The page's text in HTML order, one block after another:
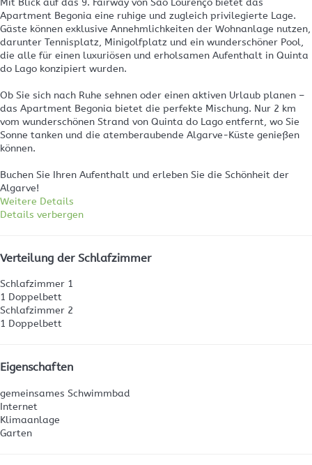
Apartment Begonia eine ruhige und zugleich privilegierte Lage.
Gäste können exklusive Annehmlichkeiten der Wohnanlage nutzen,
darunter Tennisplatz, Minigolfplatz und ein wunderschöner Pool,
die alle für einen luxuriösen und erholsamen Aufenthalt in Quinta
do Lago konzipiert wurden.
Ob Sie sich nach Ruhe sehnen oder einen aktiven Urlaub planen –
das Apartment Begonia bietet die perfekte Mischung. Nur 2 km
vom wunderschönen Strand von Quinta do Lago entfernt, wo Sie
Sonne tanken und die atemberaubende Algarve-Küste genießen
können.
Buchen Sie Ihren Aufenthalt und erleben Sie die Schönheit der
Algarve!
Weitere Details
Details verbergen
Verteilung der Schlafzimmer
Schlafzimmer 1
1 Doppelbett
Schlafzimmer 2
1 Doppelbett
Eigenschaften
gemeinsames Schwimmbad
Internet
Klimaanlage
Garten